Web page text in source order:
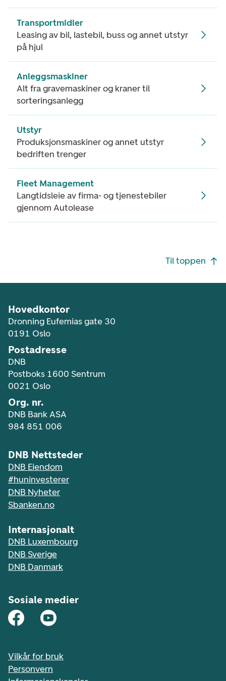
Transportmidler
Leasing av bil, lastebil, buss og annet utstyr
på hjul
Anleggsmaskiner
Alt fra gravemaskiner og kraner til
sorteringsanlegg
Utstyr
Produksjonsmaskiner og annet utstyr
bedriften trenger
Fleet Management
Langtidsleie av firma- og tjenestebiler
gjennom Autolease
Til toppen
Hovedkontor
Dronning Eufemias gate 30
0191 Oslo
Postadresse
DNB
Postboks 1600 Sentrum
0021 Oslo
Org. nr.
DNB Bank ASA
984 851 006
DNB Nettsteder
DNB Eiendom
#huninvesterer
DNB Nyheter
Sbanken.no
Internasjonalt
DNB Luxembourg
DNB Sverige
DNB Danmark
Sosiale medier
Vilkår for bruk
Personvern